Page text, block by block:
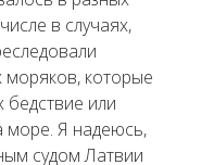
в случаях,
моряков, которые
или
море. Я надеюсь,
судом Латвии